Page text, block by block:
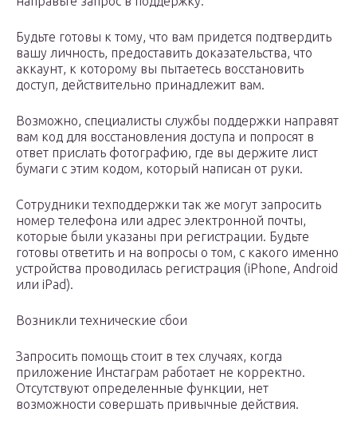
Будьте готовы к тому, что вам придется подтвердить
вашу личность, предоставить доказательства, что
аккаунт, к которому вы пытаетесь восстановить
доступ, действительно принадлежит вам.
Возможно, специалисты службы поддержки направят
вам код для восстановления доступа и попросят в
ответ прислать фотографию, где вы держите лист
бумаги с этим кодом, который написан от руки.
Сотрудники техподдержки так же могут запросить
номер телефона или адрес электронной почты,
которые были указаны при регистрации. Будьте
готовы ответить и на вопросы о том, с какого именно
устройства проводилась регистрация (iPhone, Android
или iPad).
Возникли технические сбои
Запросить помощь стоит в тех случаях, когда
приложение Инстаграм работает не корректно.
Отсутствуют определенные функции, нет
возможности совершать привычные действия.